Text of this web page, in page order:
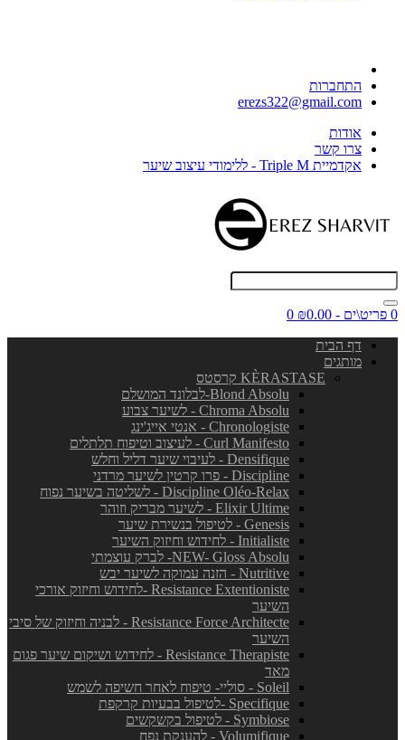
התחברות
erezs322@gmail.com
אודות
צרו קשר
אקדמיית Triple M - ללימודי עיצוב שיער
0 פריט\ים - ₪0.00
0
דף הבית
מותגים
KÈRASTASE קרסטס
Blond Absolu-לבלונד המושלם
Chroma Absolu - לשיער צבוע
Chronologiste - אנטי אייג'ינג
Curl Manifesto - לעיצוב וטיפוח תלתלים
Densifique - לעיבוי שיער דליל וחלש
Discipline - פרו קרטין לשיער מרדני
Discipline Oléo-Relax - לשליטה בשיער נפוח
Elixir Ultime - לשיער מבריק וזוהר
Genesis - לטיפול בנשירת שיער
Initialiste - לחידוש וחיזוק השיער
NEW- Gloss Absolu- לברק עוצמתי
Nutritive - הזנה עמוקה לשיער יבש
Resistance Extentioniste -לחידוש וחיזוק אורכי
השיער
Resistance Force Architecte - לבניה וחיזוק של סיבי
השיער
Resistance Therapiste - לחידוש ושיקום שיער פגום
מאד
Soleil - סוליי- טיפוח לאחר חשיפה לשמש
Specifique -לטיפול בבעיות קרקפת
Symbiose - לטיפול בקשקשים
Volumifique - להענקת נפח